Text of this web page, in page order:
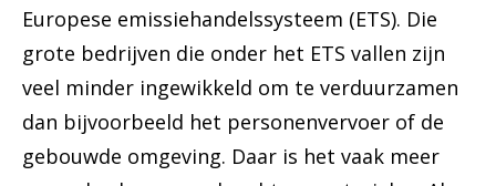
Europese emissiehandelssysteem (ETS). Die
grote bedrijven die onder het ETS vallen zijn
veel minder ingewikkeld om te verduurzamen
dan bijvoorbeeld het personenvervoer of de
gebouwde omgeving. Daar is het vaak meer